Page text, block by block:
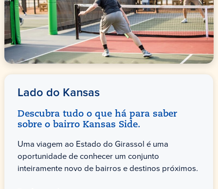
Lado do Kansas
Descubra tudo o que há para saber
sobre o bairro Kansas Side.
Uma viagem ao Estado do Girassol é uma
oportunidade de conhecer um conjunto
inteiramente novo de bairros e destinos próximos.